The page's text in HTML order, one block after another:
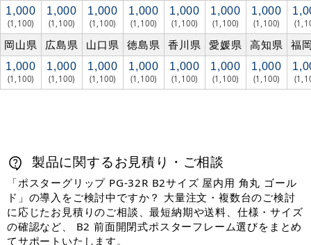
1,000
(1,100)
1,000
(1,100)
1,000
(1,100)
1,000
(1,100)
1,000
(1,100)
1,000
(1,100)
1,000
(1,100)
岡山県 広島県 山口県 徳島県 香川県 愛媛県 高知県 福
1,000
(1,100)
1,000
(1,100)
1,000
(1,100)
1,000
(1,100)
1,000
(1,100)
1,000
(1,100)
1,000
(1,100)
製品に関するお見積り・ご相談
「ポスターグリップ PG-32R B2サイズ 屋内用 角丸 ゴール
ド」の導入をご検討中ですか？ 大量注文・複数台のご検討
に応じたお見積りのご相談、最短納期や送料、仕様・サイズ
の確認など、 B2 前面開閉式ポスターフレーム選びをまとめ
てサポートいたします。